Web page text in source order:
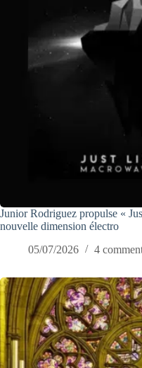
Junior Rodriguez propulse «
nouvelle dimension électro
05/07/2026
4